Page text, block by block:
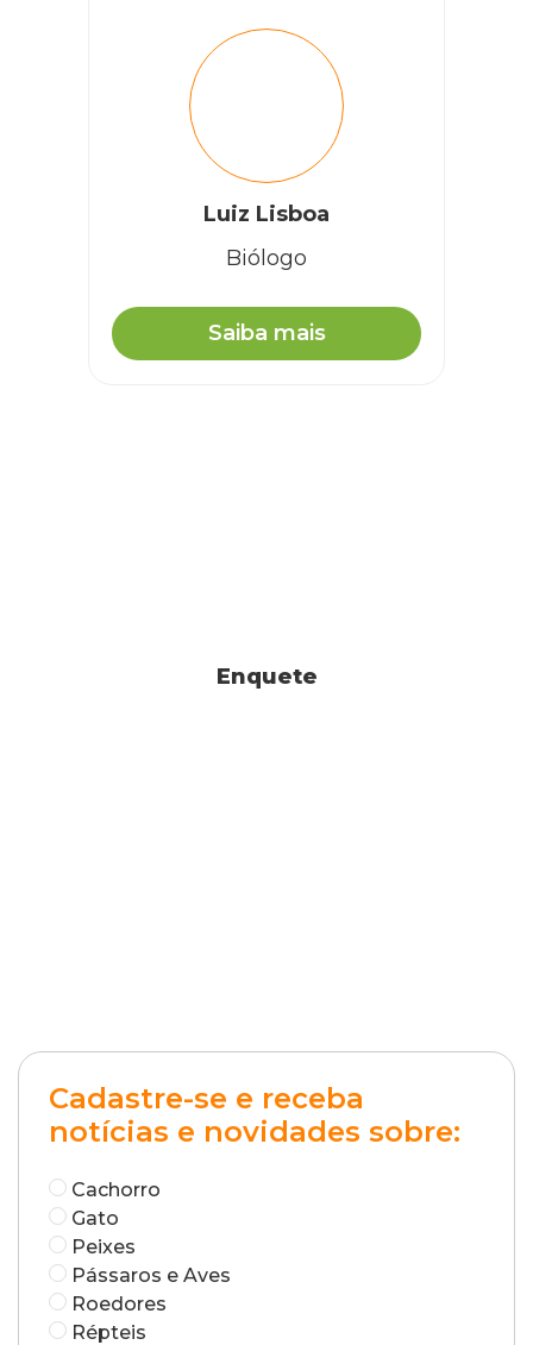
Luiz Lisboa
Biólogo
Saiba mais
Enquete
Cadastre-se e receba
notícias e novidades sobre:
Cachorro
Gato
Peixes
Pássaros e Aves
Roedores
Répteis